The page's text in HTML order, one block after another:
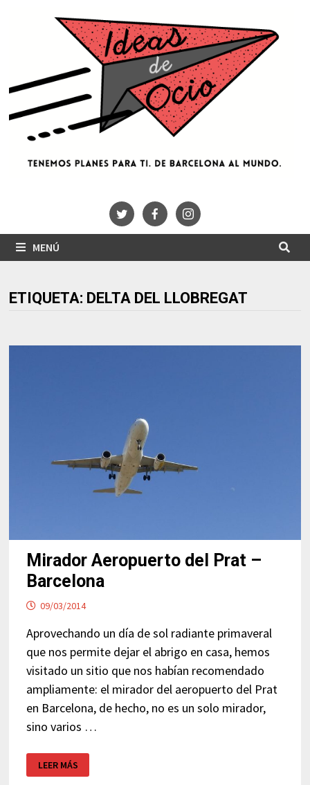
MENÚ
ETIQUETA: DELTA DEL LLOBREGAT
Mirador Aeropuerto del Prat –
Barcelona
09/03/2014
Aprovechando un día de sol radiante primaveral
que nos permite dejar el abrigo en casa, hemos
visitado un sitio que nos habían recomendado
ampliamente: el mirador del aeropuerto del Prat
en Barcelona, de hecho, no es un solo mirador,
sino varios …
MIRADOR
AEROPUERTO
DEL
LEER MÁS